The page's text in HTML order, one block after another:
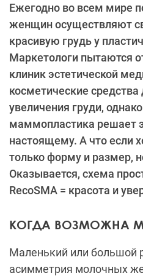
Ежегодно во всем мире
женщин осуществляют
красивую грудь у
Маркетологи пытаются
клиник эстетической
косметические
увеличения груди,
маммопластика решает
настоящему. А что если
только форму и размер,
Оказывается, схема
RecoSMA = красота и
КОГДА ВОЗМОЖНА
Маленький или большой
асимметрия молочных